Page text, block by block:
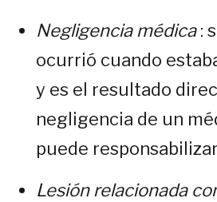
Negligencia médica:
ocurrió cuando
y es el resultado
negligencia de un
puede
Lesión relacionada